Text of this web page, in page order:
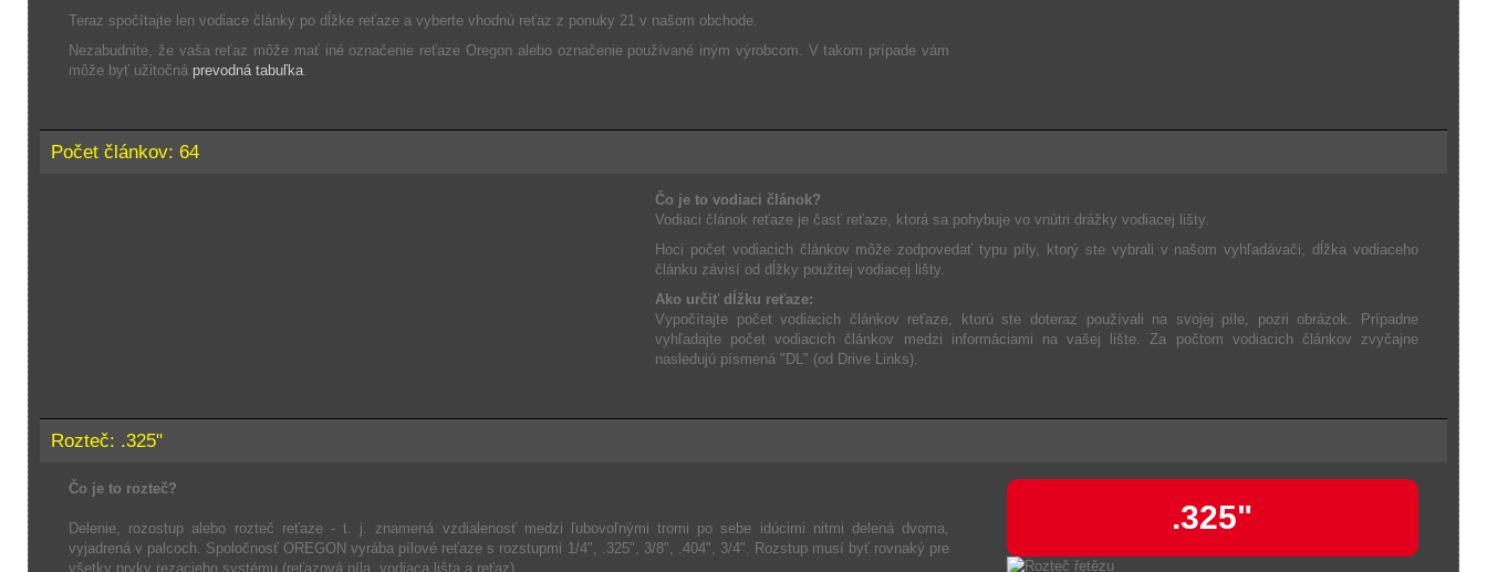
Teraz spočítajte len vodiace články po dĺžke reťaze a vyberte vhodnú reťaz z ponuky 21 v našom obchode.
Nezabudnite, že vaša reťaz môže mať iné označenie reťaze Oregon alebo označenie používané iným výrobcom. V takom prípade vám
môže byť užitočná prevodná tabuľka.
Počet článkov: 64
Čo je to vodiaci článok?
Vodiaci článok reťaze je časť reťaze, ktorá sa pohybuje vo vnútri drážky vodiacej lišty.
Hoci počet vodiacich článkov môže zodpovedať typu píly, ktorý ste vybrali v našom vyhľadávači, dĺžka vodiaceho
článku závisí od dĺžky použitej vodiacej lišty.
Ako určiť dĺžku reťaze:
Vypočítajte počet vodiacich článkov reťaze, ktorú ste doteraz používali na svojej píle, pozri obrázok. Prípadne
vyhľadajte počet vodiacich článkov medzi informáciami na vašej lište. Za počtom vodiacich článkov zvyčajne
nasledujú písmená "DL" (od Drive Links).
Rozteč: .325"
Čo je to rozteč?
Delenie, rozostup alebo rozteč reťaze - t. j. znamená vzdialenosť medzi ľubovoľnými tromi po sebe idúcimi nitmi delená dvoma,
vyjadrená v palcoch. Spoločnosť OREGON vyrába pílové reťaze s rozstupmi 1/4", .325", 3/8", .404", 3/4". Rozstup musí byť rovnaký pre
všetky prvky rezacieho systému (reťazová píla, vodiaca lišta a reťaz).
.325"